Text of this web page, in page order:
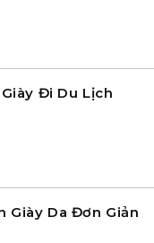
Đi Du Lịch
Giày Da Đơn Giản